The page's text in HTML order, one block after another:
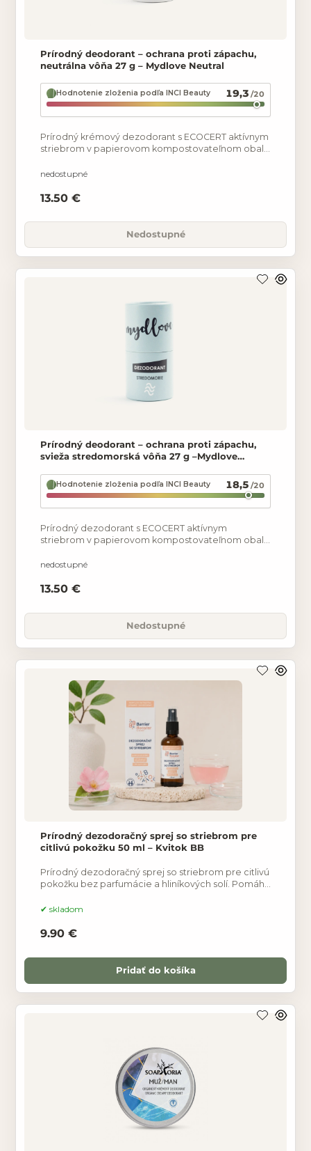
Prírodný deodorant – ochrana proti zápachu,
neutrálna vôňa 27 g – Mydlove Neutral
Hodnotenie zloženia podľa INCI Beauty 19,3 /20
Prírodný krémový dezodorant s ECOCERT aktívnym
striebrom v papierovom kompostovateľnom obale
a tak
nedostupné
13.50 €
Nedostupné
Prírodný deodorant – ochrana proti zápachu,
svieža stredomorská vôňa 27 g –Mydlove
Hodnotenie zloženia podľa INCI Beauty 18,5 /20
Prírodný dezodorant s ECOCERT aktívnym
striebrom v papierovom kompostovateľnom obale
a tak zabraňuje
nedostupné
13.50 €
Nedostupné
Prírodný dezodoračný sprej so striebrom pre
citlivú pokožku 50 ml – Kvitok BB
Prírodný dezodoračný sprej so striebrom pre citlivú
pokožku bez parfumácie a hliníkových solí. Pomáha
potenie.
skladom
9.90 €
Pridať do košíka